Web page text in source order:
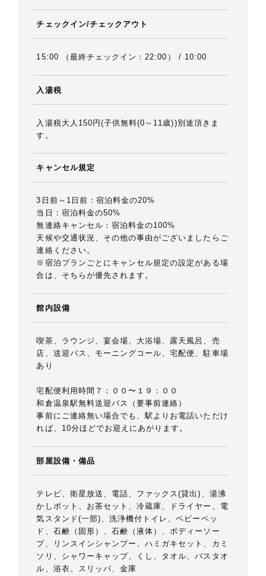
チェックイン/チェックアウト
15:00 （最終チェックイン：22:00） / 10:00
入湯税
入湯税大人150円(子供無料(0～11歳))別途頂きま
す。
キャンセル規定
3日前～1日前：宿泊料金の20%
当日：宿泊料金の50%
無連絡キャンセル：宿泊料金の100%
天候や交通状況、その他の事由がございましたらご
連絡ください。
※宿泊プランごとにキャンセル規定の設定がある場
合は、そちらが優先されます。
館内設備
喫茶、ラウンジ、宴会場、大浴場、露天風呂、売
店、送迎バス、モーニングコール、宅配便、駐車場
あり
宅配便利用時間７：００〜１９：００
和倉温泉駅無料送迎バス（要事前連絡）
事前にご連絡無い場合でも、駅よりお電話いただけ
れば、10分ほどでお迎えにあがります。
部屋設備・備品
テレビ、衛星放送、電話、ファックス(貸出)、湯沸
かしポット、お茶セット、冷蔵庫、ドライヤー、電
気スタンド(一部)、洗浄機付トイレ、ベビーベッ
ド、石鹸（固形）、石鹸（液体）、ボディーソー
プ、リンスインシャンプー、ハミガキセット、カミ
ソリ、シャワーキャップ、くし、タオル、バスタオ
ル、浴衣、スリッパ、金庫